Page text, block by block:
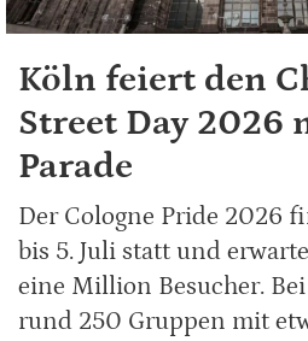
Köln feiert den
Street Day 2026
Parade
Der Cologne Pride 2026
bis 5. Juli statt und
eine Million Besucher.
rund 250 Gruppen mit